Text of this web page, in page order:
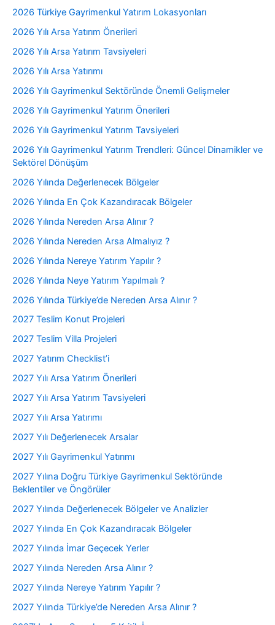
2026 Türkiye Gayrimenkul Yatırım Lokasyonları
2026 Yılı Arsa Yatırım Önerileri
2026 Yılı Arsa Yatırım Tavsiyeleri
2026 Yılı Arsa Yatırımı
2026 Yılı Gayrimenkul Sektöründe Önemli Gelişmeler
2026 Yılı Gayrimenkul Yatırım Önerileri
2026 Yılı Gayrimenkul Yatırım Tavsiyeleri
2026 Yılı Gayrimenkul Yatırım Trendleri: Güncel Dinamikler ve
Sektörel Dönüşüm
2026 Yılında Değerlenecek Bölgeler
2026 Yılında En Çok Kazandıracak Bölgeler
2026 Yılında Nereden Arsa Alınır ?
2026 Yılında Nereden Arsa Almalıyız ?
2026 Yılında Nereye Yatırım Yapılır ?
2026 Yılında Neye Yatırım Yapılmalı ?
2026 Yılında Türkiye’de Nereden Arsa Alınır ?
2027 Teslim Konut Projeleri
2027 Teslim Villa Projeleri
2027 Yatırım Checklist’i
2027 Yılı Arsa Yatırım Önerileri
2027 Yılı Arsa Yatırım Tavsiyeleri
2027 Yılı Arsa Yatırımı
2027 Yılı Değerlenecek Arsalar
2027 Yılı Gayrimenkul Yatırımı
2027 Yılına Doğru Türkiye Gayrimenkul Sektöründe
Beklentiler ve Öngörüler
2027 Yılında Değerlenecek Bölgeler ve Analizler
2027 Yılında En Çok Kazandıracak Bölgeler
2027 Yılında İmar Geçecek Yerler
2027 Yılında Nereden Arsa Alınır ?
2027 Yılında Nereye Yatırım Yapılır ?
2027 Yılında Türkiye’de Nereden Arsa Alınır ?